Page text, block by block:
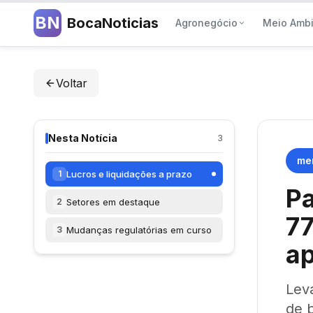
BN BocaNoticias Agronegócio Meio
Voltar
Nesta Notícia 3
1 Lucros e liquidações a prazo
2 Setores em destaque
3 Mudanças regulatórias em curso
de